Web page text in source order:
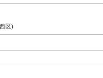
区)